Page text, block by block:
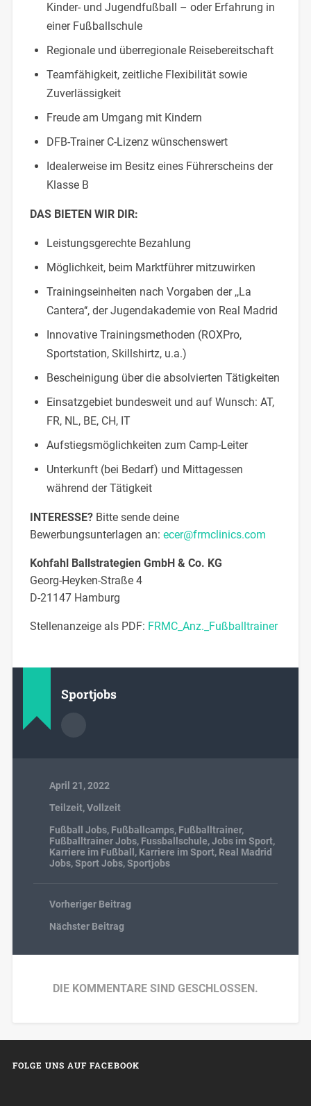
Kinder- und Jugendfußball – oder Erfahrung in
einer Fußballschule
Regionale und überregionale Reisebereitschaft
Teamfähigkeit, zeitliche Flexibilität sowie
Zuverlässigkeit
Freude am Umgang mit Kindern
DFB-Trainer C-Lizenz wünschenswert
Idealerweise im Besitz eines Führerscheins der
Klasse B
DAS BIETEN WIR DIR:
Leistungsgerechte Bezahlung
Möglichkeit, beim Marktführer mitzuwirken
Trainingseinheiten nach Vorgaben der ,,La
Cantera‘‘, der Jugendakademie von Real Madrid
Innovative Trainingsmethoden (ROXPro,
Sportstation, Skillshirtz, u.a.)
Bescheinigung über die absolvierten Tätigkeiten
Einsatzgebiet bundesweit und auf Wunsch: AT,
FR, NL, BE, CH, IT
Aufstiegsmöglichkeiten zum Camp-Leiter
Unterkunft (bei Bedarf) und Mittagessen
während der Tätigkeit
INTERESSE?Bitte sende deine
Bewerbungsunterlagen an: ecer@frmclinics.com
Kohfahl Ballstrategien GmbH & Co. KG
Georg-Heyken-Straße 4
D-21147 Hamburg
Stellenanzeige als PDF: FRMC_Anz._Fußballtrainer
Sportjobs
April 21, 2022
Teilzeit,Vollzeit
Fußball Jobs, Fußballcamps, Fußballtrainer,
Fußballtrainer Jobs, Fussballschule,Jobs im Sport,
Karriere im Fußball , Karriere im Sport, Real Madrid
Jobs,Sport Jobs,Sportjobs
Vorheriger Beitrag
Nächster Beitrag
DIE KOMMENTARE SIND GESCHLOSSEN.
FOLGE UNS AUF FACEBOOK